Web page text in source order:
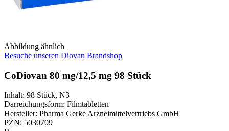
Abbildung ähnlich
Besuche unseren Diovan Brandshop
CoDiovan 80 mg/12,5 mg 98 Stück
Inhalt: 98 Stück, N3
Darreichungsform: Filmtabletten
Hersteller: Pharma Gerke Arzneimittelvertriebs GmbH
PZN: 5030709